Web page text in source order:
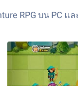
RPG บน PC แ